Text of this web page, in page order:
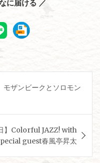
に届ける ／
ザンビークとソロモン
】Colorful JAZZ! with
guest春風亭昇太